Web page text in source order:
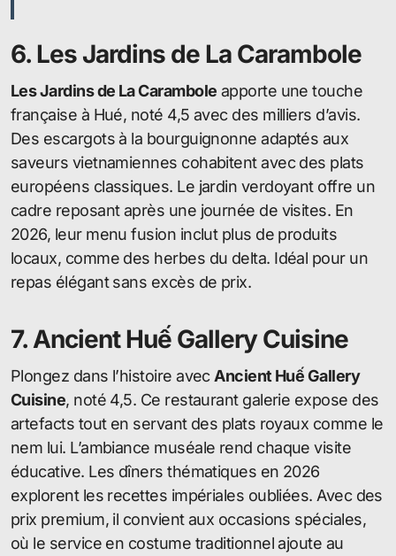
6. Les Jardins de La Carambole
Les Jardins de La Carambole apporte une touche
française à Hué, noté 4,5 avec des milliers d’avis.
Des escargots à la bourguignonne adaptés aux
saveurs vietnamiennes cohabitent avec des plats
européens classiques. Le jardin verdoyant offre un
cadre reposant après une journée de visites. En
2026, leur menu fusion inclut plus de produits
locaux, comme des herbes du delta. Idéal pour un
repas élégant sans excès de prix.
7. Ancient Huế Gallery Cuisine
Plongez dans l’histoire avec Ancient Huế Gallery
Cuisine, noté 4,5. Ce restaurant galerie expose des
artefacts tout en servant des plats royaux comme le
nem lui. L’ambiance muséale rend chaque visite
éducative. Les dîners thématiques en 2026
explorent les recettes impériales oubliées. Avec des
prix premium, il convient aux occasions spéciales,
où le service en costume traditionnel ajoute au